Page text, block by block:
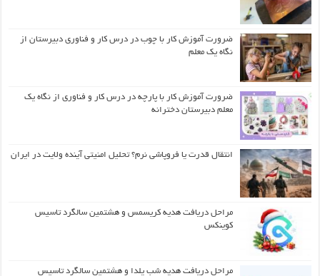
ضرورت آموزش کار با چوب در درس کار و فناوری دبیرستان از
نگاه یک معلم
ضرورت آموزش کار با پارچه در درس کار و فناوری از نگاه یک
معلم دبیرستان دخترانه
انتقال قدرت یا فروپاشی نرم؟ تحلیل امنیتی آینده ولایت در ایران
مراحل دریافت هدیه کریسمس و هشتمین سالگرد تاسیس
کوینکس
مراحل دریافت هدیه شب یلدا و هشتمین سالگرد تاسیس